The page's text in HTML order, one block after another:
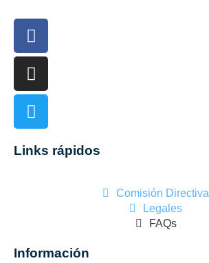
Links rápidos
Comisión Directiva
Legales
FAQs
Información